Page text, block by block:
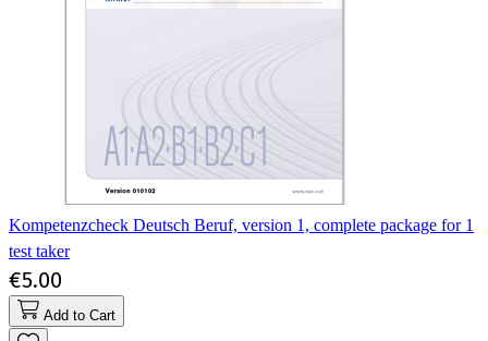
Kompetenzcheck Deutsch Beruf, version 1, complete package for 1
test taker
€5.00
Add to Cart